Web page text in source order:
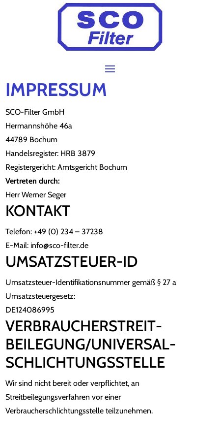
IMPRESSUM
SCO-Filter GmbH
Hermannshöhe 46a
44789 Bochum
Handelsregister: HRB 3879
Registergericht: Amtsgericht Bochum
Vertreten durch:
Herr Werner Seger
KONTAKT
Telefon: +49 (0) 234 – 37238
E-Mail: info@sco-filter.de
UMSATZSTEUER-ID
Umsatzsteuer-Identifikationsnummer gemäß § 27 a
Umsatzsteuergesetz:
DE124086995
VERBRAUCHER­STREIT­
BEILEGUNG/UNIVERSAL­
SCHLICHTUNGS­STELLE
Wir sind nicht bereit oder verpflichtet, an
Streitbeilegungsverfahren vor einer
Verbraucherschlichtungsstelle teilzunehmen.